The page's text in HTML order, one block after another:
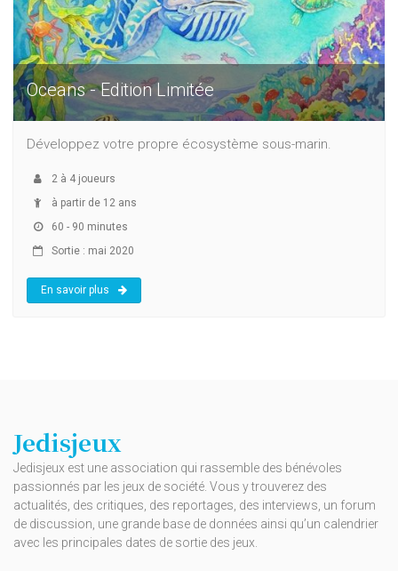
Oceans - Edition Limitée
Développez votre propre écosystème sous-marin.
2 à 4 joueurs
à partir de 12 ans
60 - 90 minutes
Sortie : mai 2020
En savoir plus
Jedisjeux
Jedisjeux est une association qui rassemble des bénévoles
passionnés par les jeux de société. Vous y trouverez des
actualités, des critiques, des reportages, des interviews, un forum
de discussion, une grande base de données ainsi qu’un calendrier
avec les principales dates de sortie des jeux.